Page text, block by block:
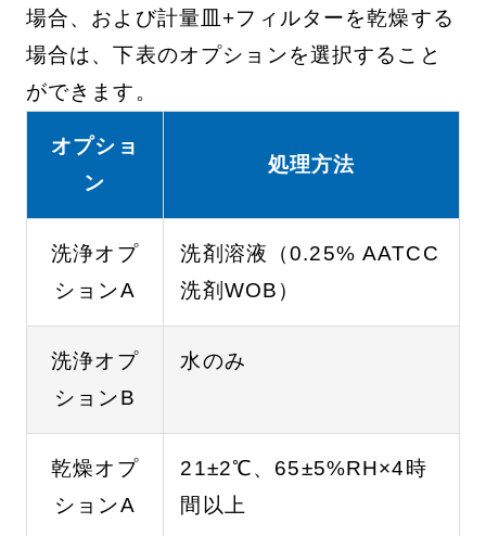
場合、および計量皿+フィルターを乾燥する
場合は、下表のオプションを選択すること
ができます。
オプショ
ン
処理方法
洗浄オプ
ションA
洗剤溶液（0.25% AATCC
洗剤WOB）
洗浄オプ
ションB
水のみ
乾燥オプ
ションA
21±2℃、65±5%RH×4時
間以上